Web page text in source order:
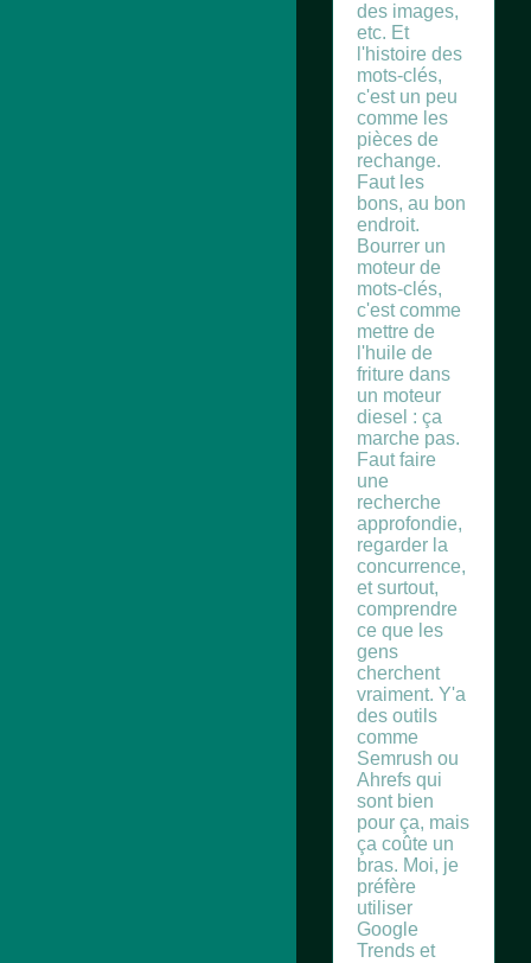
des images,
etc. Et
l'histoire des
mots-clés,
c'est un peu
comme les
pièces de
rechange.
Faut les
bons, au bon
endroit.
Bourrer un
moteur de
mots-clés,
c'est comme
mettre de
l'huile de
friture dans
un moteur
diesel : ça
marche pas.
Faut faire
une
recherche
approfondie,
regarder la
concurrence,
et surtout,
comprendre
ce que les
gens
cherchent
vraiment. Y'a
des outils
comme
Semrush ou
Ahrefs qui
sont bien
pour ça, mais
ça coûte un
bras. Moi, je
préfère
utiliser
Google
Trends et